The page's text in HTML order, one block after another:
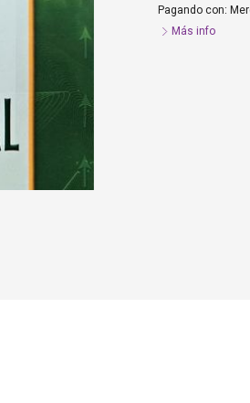
Pagando con:
Más info